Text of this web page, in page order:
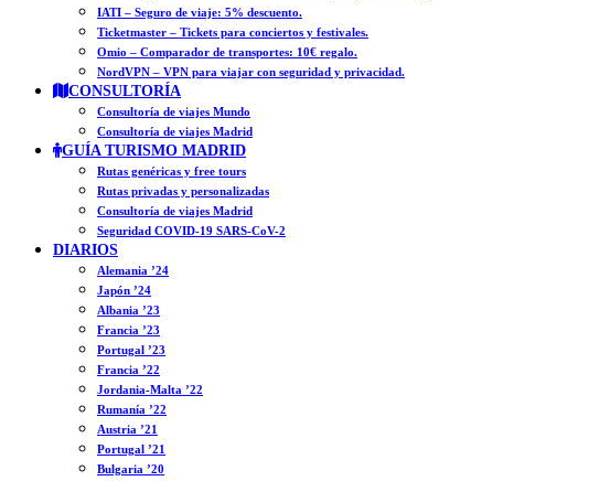
IATI – Seguro de viaje: 5% descuento.
Ticketmaster – Tickets para conciertos y festivales.
Omio – Comparador de transportes: 10€ regalo.
NordVPN – VPN para viajar con seguridad y privacidad.
CONSULTORÍA
Consultoría de viajes Mundo
Consultoría de viajes Madrid
GUÍA TURISMO MADRID
Rutas genéricas y free tours
Rutas privadas y personalizadas
Consultoría de viajes Madrid
Seguridad COVID-19 SARS-CoV-2
DIARIOS
Alemania ’24
Japón ’24
Albania ’23
Francia ’23
Portugal ’23
Francia ’22
Jordania-Malta ’22
Rumanía ’22
Austria ’21
Portugal ’21
Bulgaria ’20